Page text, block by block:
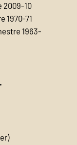
2009-10
1970-71
1963-